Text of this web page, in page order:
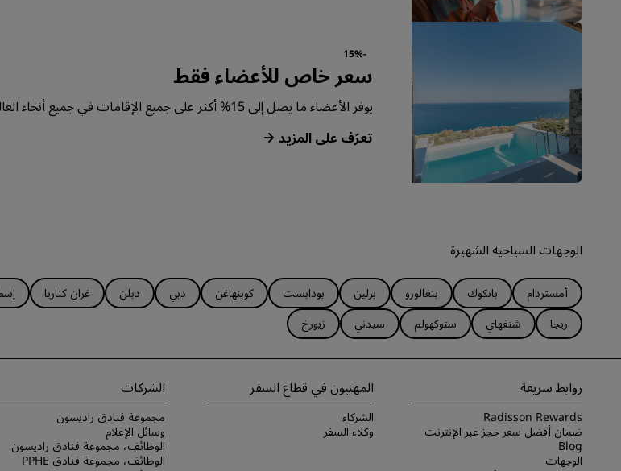
-15%
سعر خاص للأعضاء فقط
يوفر الأعضاء ما يصل إلى 15% أكثر على جميع الإقامات في جميع أنحاء العالم.
‏‫تعرّف على المزيد‬
الوجهات السياحية الشهيرة
أمستردام بانكوك بنغالورو برلين بودابست كوبنهاغن دبي دبلن غران كناريا
ريجا
شنغهاي ستوكهولم سيدني زيورخ
روابط سريعة
Radisson Rewards
ضمان أفضل سعر حجز عبر الإنترنت
Blog
الوجهات
المهنيون في قطاع السفر
الشركاء
وكلاء السفر
الشركات
مجموعة فنادق راديسون
وسائل الإعلام
الوظائف، مجموعة فنادق راديسون
الوظائف، مجموعة فنادق PPHE